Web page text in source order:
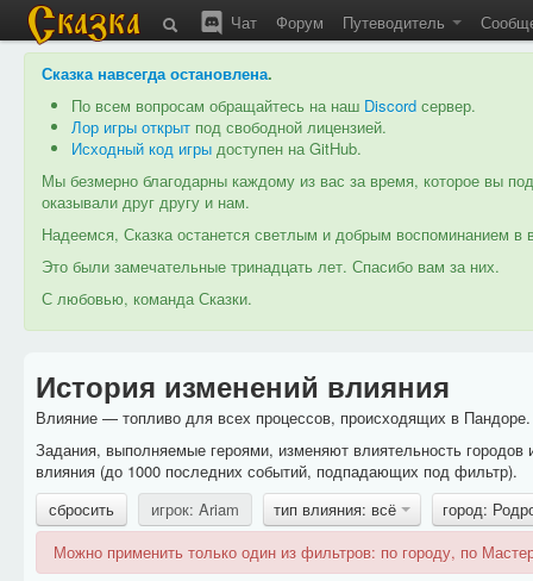
Чат Форум Путеводитель
Сказка навсегда остановлена.
По всем вопросам обращайтесь на наш Discord сервер.
Лор игры открыт под свободной лицензией.
Исходный код игры доступен на GitHub.
Мы безмерно благодарны каждому из вас за время, которое вы
оказывали друг другу и нам.
Надеемся, Сказка останется светлым и добрым воспоминанием
Это были замечательные тринадцать лет. Спасибо вам за них.
С любовью, команда Сказки.
История изменений влияния
Влияние — топливо для всех процессов, происходящих в
Задания, выполняемые героями, изменяют влиятельность
влияния (до 1000 последних событий, подпадающих под фильтр).
сбросить
игрок: Ariam тип влияния: всё
город:
Можно применить только один из фильтров: по городу, по